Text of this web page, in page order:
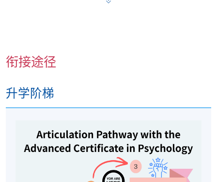
压力管理与沟通
本单元旨在帮助学员将心理学知识应用於商业世界。
性格心理学（9学分）
本单元研究人类行为的个体差异，内容包括：
衔接途径
升学阶梯